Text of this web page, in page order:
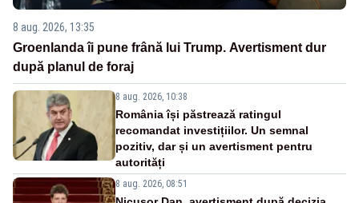
8 aug. 2026, 13:35
Groenlanda îi pune frână lui Trump. Avertisment dur
după planul de foraj
8 aug. 2026, 10:38
România își păstrează ratingul
recomandat investițiilor. Un semnal
pozitiv, dar și un avertisment pentru
autorități
8 aug. 2026, 08:51